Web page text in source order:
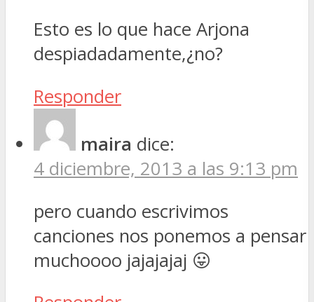
Esto es lo que hace Arjona
despiadadamente,¿no?
Responder
maira dice:
4 diciembre, 2013 a las 9:13 pm
pero cuando escrivimos
canciones nos ponemos a pensar
muchoooo jajajajaj 😛